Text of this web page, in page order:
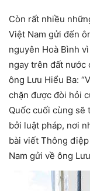
Còn rất nhiều
Việt Nam gửi đến
nguyên Hoà Bình
ngay trên đất nước
ông Lưu Hiểu Ba:
chặn được đòi hỏi
Quốc cuối cùng sẽ
bởi luật pháp, nơi
bài viết Thông
Nam gửi về ông